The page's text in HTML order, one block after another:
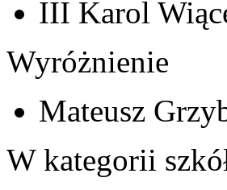
III Karol
Wyróżnienie
Mateusz
W kategorii